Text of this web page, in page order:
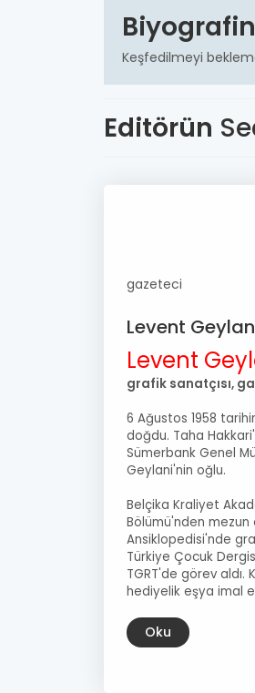
Keşfedilmeyi
Editörün
gazeteci
Levent Geylan
Levent
grafik sanatçısı,
6 Ağustos 1958
doğdu. Taha
Sümerbank Genel
Geylani'nin oğlu.
Belçika Kraliyet
Bölümü'nden mezun
Ansiklopedisi'nde
Türkiye Çocuk
TGRT'de görev
hediyelik eşya imal
Oku